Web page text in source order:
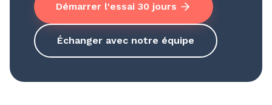
Démarrer l'essai 30 jours
Échanger avec notre équipe